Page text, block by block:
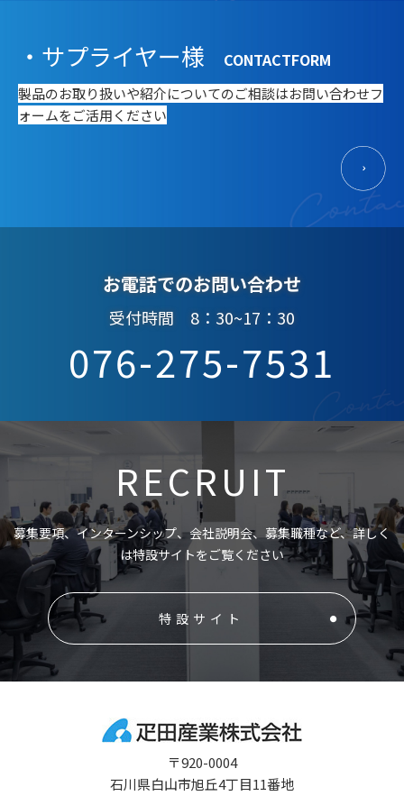
・サプライヤー様 CONTACTFORM
製品のお取り扱いや紹介についてのご相談はお問い合わせフ
ォームをご活用ください
お電話でのお問い合わせ
受付時間 8：30~17：30
076-275-7531
RECRUIT
募集要項、インターンシップ、会社説明会、募集職種など、詳しく
は特設サイトをご覧ください
特設サイト
〒920-0004
石川県白山市旭丘4丁目11番地